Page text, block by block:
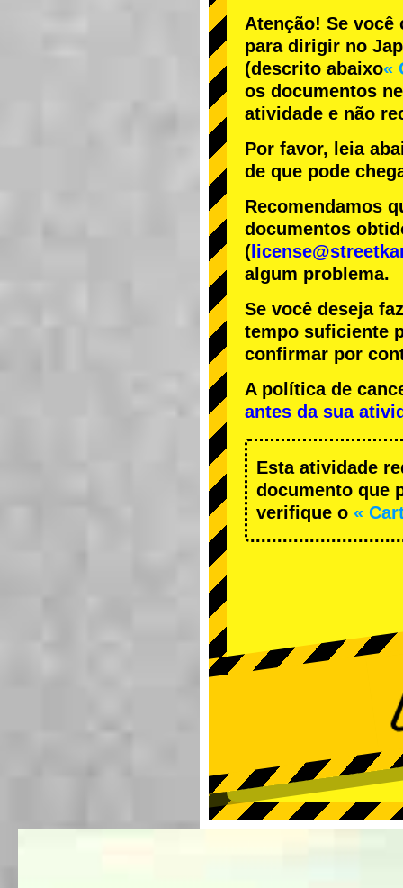
Atenção! Se
para dirigir no
(descrito abaixo«
os documentos
atividade e não
Por favor, leia
de que pode
Recomendamos
documentos
(
algum problema.
Se você deseja
tempo suficiente
confirmar por
A política de
antes da sua
Esta atividade
documento que
verifique o «